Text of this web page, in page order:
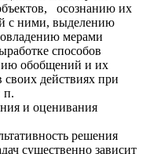
осознанию их
с ними, выделению
мерами
способов
обобщений и их
действиях при
п.
и оценивания
решения
существенно зависит